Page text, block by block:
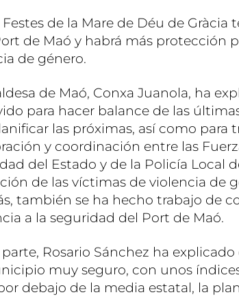
Festes de la Mare de Déu de
de Maó y habrá más protección
de género.
de Maó, Conxa Juanola, ha
para hacer balance de las
las próximas, así como para
y coordinación entre las
del Estado y de la Policía Local
de las víctimas de violencia de
también se ha hecho trabajo de
a la seguridad del Port de Maó.
parte, Rosario Sánchez ha
muy seguro, con unos
debajo de la media estatal, la